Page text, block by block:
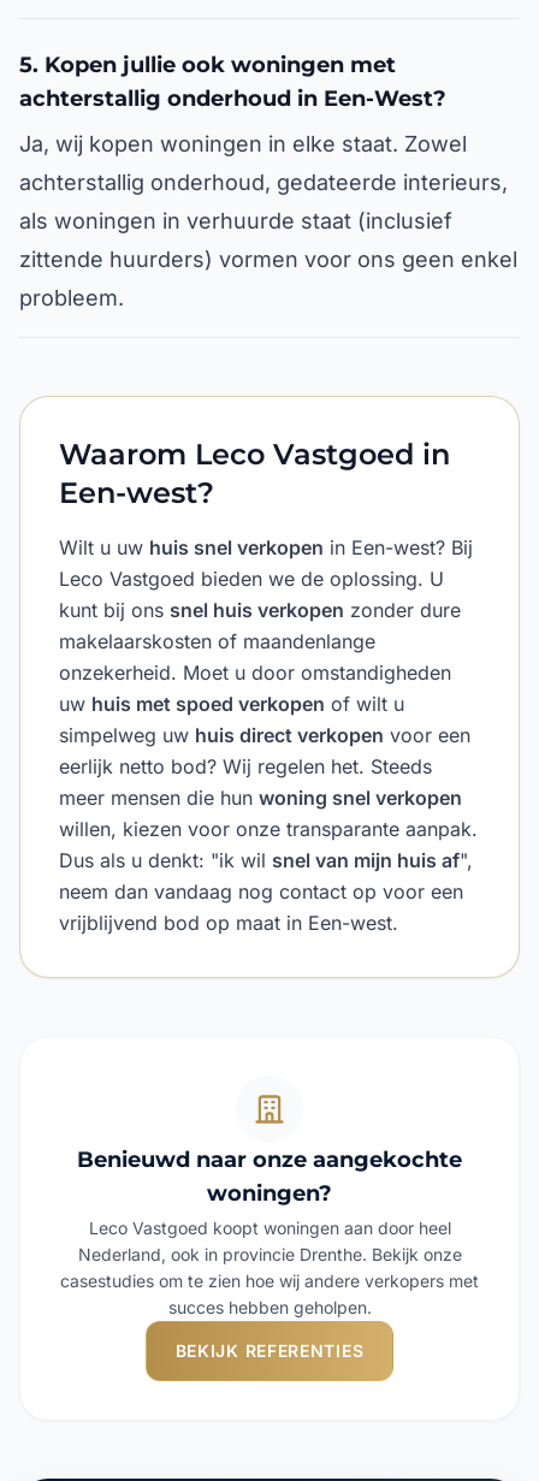
5. Kopen jullie ook woningen met
achterstallig onderhoud in Een-West?
Ja, wij kopen woningen in elke staat. Zowel
achterstallig onderhoud, gedateerde interieurs,
als woningen in verhuurde staat (inclusief
zittende huurders) vormen voor ons geen enkel
probleem.
Waarom Leco Vastgoed in
Een-west?
Wilt u uw huis snel verkopen in Een-west? Bij
Leco Vastgoed bieden we de oplossing. U
kunt bij ons snel huis verkopen zonder dure
makelaarskosten of maandenlange
onzekerheid. Moet u door omstandigheden
uw huis met spoed verkopen of wilt u
simpelweg uw huis direct verkopen voor een
eerlijk netto bod? Wij regelen het. Steeds
meer mensen die hun woning snel verkopen
willen, kiezen voor onze transparante aanpak.
Dus als u denkt: "ik wil snel van mijn huis af",
neem dan vandaag nog contact op voor een
vrijblijvend bod op maat in Een-west.
Benieuwd naar onze aangekochte
woningen?
Leco Vastgoed koopt woningen aan door heel
Nederland, ook in provincie Drenthe. Bekijk onze
casestudies om te zien hoe wij andere verkopers met
succes hebben geholpen.
BEKIJK REFERENTIES